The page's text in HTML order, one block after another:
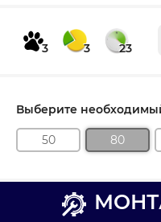
3 3 23
Выберите
50 80